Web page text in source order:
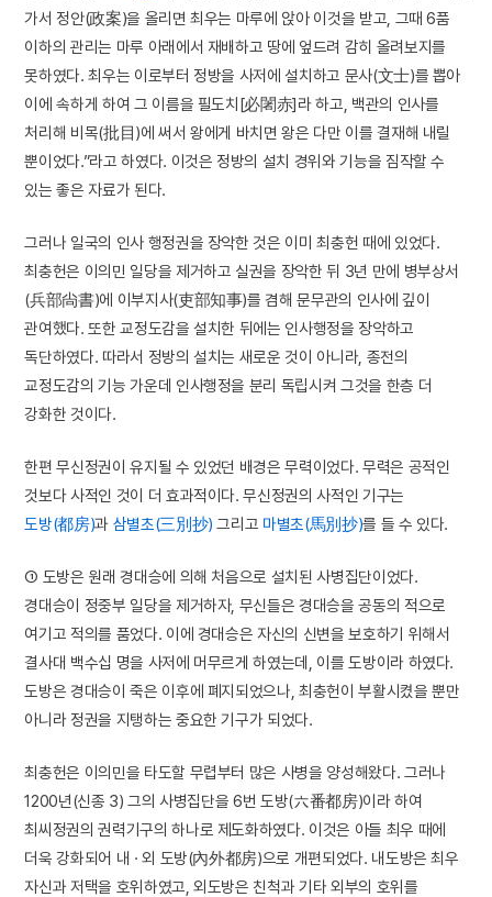
가서 정안(政案)을 올리면 최우는 마루에 앉아 이것을 받고, 그때 6품
이하의 관리는 마루 아래에서 재배하고 땅에 엎드려 감히 올려보지를
못하였다. 최우는 이로부터 정방을 사저에 설치하고 문사(文士)를 뽑아
이에 속하게 하여 그 이름을 필도치[必闍赤]라 하고, 백관의 인사를
처리해 비목(批目)에 써서 왕에게 바치면 왕은 다만 이를 결재해 내릴
뿐이었다.”라고 하였다. 이것은 정방의 설치 경위와 기능을 짐작할 수
있는 좋은 자료가 된다.
그러나 일국의 인사 행정권을 장악한 것은 이미 최충헌 때에 있었다.
최충헌은 이의민 일당을 제거하고 실권을 장악한 뒤 3년 만에 병부상서
(兵部尙書)에 이부지사(吏部知事)를 겸해 문무관의 인사에 깊이
관여했다. 또한 교정도감을 설치한 뒤에는 인사행정을 장악하고
독단하였다. 따라서 정방의 설치는 새로운 것이 아니라, 종전의
교정도감의 기능 가운데 인사행정을 분리 독립시켜 그것을 한층 더
강화한 것이다.
한편 무신정권이 유지될 수 있었던 배경은 무력이었다. 무력은 공적인
것보다 사적인 것이 더 효과적이다. 무신정권의 사적인 기구는
도방(都房)과 삼별초(三別抄) 그리고 마별초(馬別抄)를 들 수 있다.
① 도방은 원래 경대승에 의해 처음으로 설치된 사병집단이었다.
경대승이 정중부 일당을 제거하자, 무신들은 경대승을 공동의 적으로
여기고 적의를 품었다. 이에 경대승은 자신의 신변을 보호하기 위해서
결사대 백수십 명을 사저에 머무르게 하였는데, 이를 도방이라 하였다.
도방은 경대승이 죽은 이후에 폐지되었으나, 최충헌이 부활시켰을 뿐만
아니라 정권을 지탱하는 중요한 기구가 되었다.
최충헌은 이의민을 타도할 무렵부터 많은 사병을 양성해왔다. 그러나
1200년(신종 3) 그의 사병집단을 6번 도방(六番都房)이라 하여
최씨정권의 권력기구의 하나로 제도화하였다. 이것은 아들 최우 때에
더욱 강화되어 내 · 외 도방(內外都房)으로 개편되었다. 내도방은 최우
자신과 저택을 호위하였고, 외도방은 친척과 기타 외부의 호위를